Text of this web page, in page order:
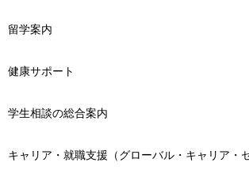
留学案内
健康サポート
学生相談の総合案内
キャリア・就職支援（グローバル・キャリア・